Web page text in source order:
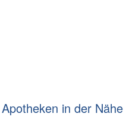
Apotheken in der Nähe